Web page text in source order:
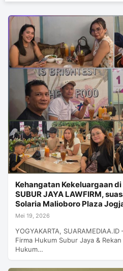
Kehangatan Kekeluargaan di
SUBUR JAYA LAWFIRM,
Solaria Malioboro Plaza
Mei 19, 2026
YOGYAKARTA,
Firma Hukum Subur Jaya &
Hukum…